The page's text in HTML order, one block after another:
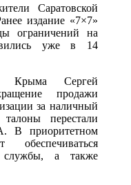
Саратовской
издание «7×7»
ограничений на
уже в 14
Крыма Сергей
продажи
за наличный
перестали
В приоритетном
службы, а также